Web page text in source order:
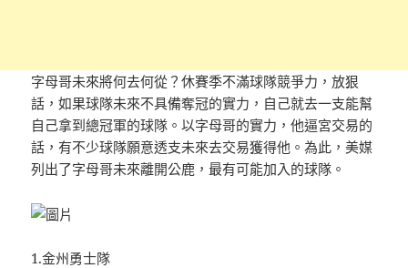
字母哥未來將何去何從？休賽季不滿球隊競爭力，放狠
話，如果球隊未來不具備奪冠的實力，自己就去一支能幫
自己拿到總冠軍的球隊。以字母哥的實力，他逼宮交易的
話，有不少球隊願意透支未來去交易獲得他。為此，美媒
列出了字母哥未來離開公鹿，最有可能加入的球隊。
1.金州勇士隊